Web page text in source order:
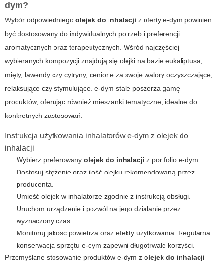
dym?
Wybór odpowiedniego olejek do inhalacji z oferty e-dym powinien
być dostosowany do indywidualnych potrzeb i preferencji
aromatycznych oraz terapeutycznych. Wśród najczęściej
wybieranych kompozycji znajdują się olejki na bazie eukaliptusa,
mięty, lawendy czy cytryny, cenione za swoje walory oczyszczające,
relaksujące czy stymulujące. e-dym stale poszerza gamę
produktów, oferując również mieszanki tematyczne, idealne do
konkretnych zastosowań.
Instrukcja użytkowania inhalatorów e-dym z olejek do
inhalacji
Wybierz preferowany olejek do inhalacji z portfolio e-dym.
Dostosuj stężenie oraz ilość olejku rekomendowaną przez
producenta.
Umieść olejek w inhalatorze zgodnie z instrukcją obsługi.
Uruchom urządzenie i pozwól na jego działanie przez
wyznaczony czas.
Monitoruj jakość powietrza oraz efekty użytkowania. Regularna
konserwacja sprzętu e-dym zapewni długotrwałe korzyści.
Przemyślane stosowanie produktów e-dym z olejek do inhalacji